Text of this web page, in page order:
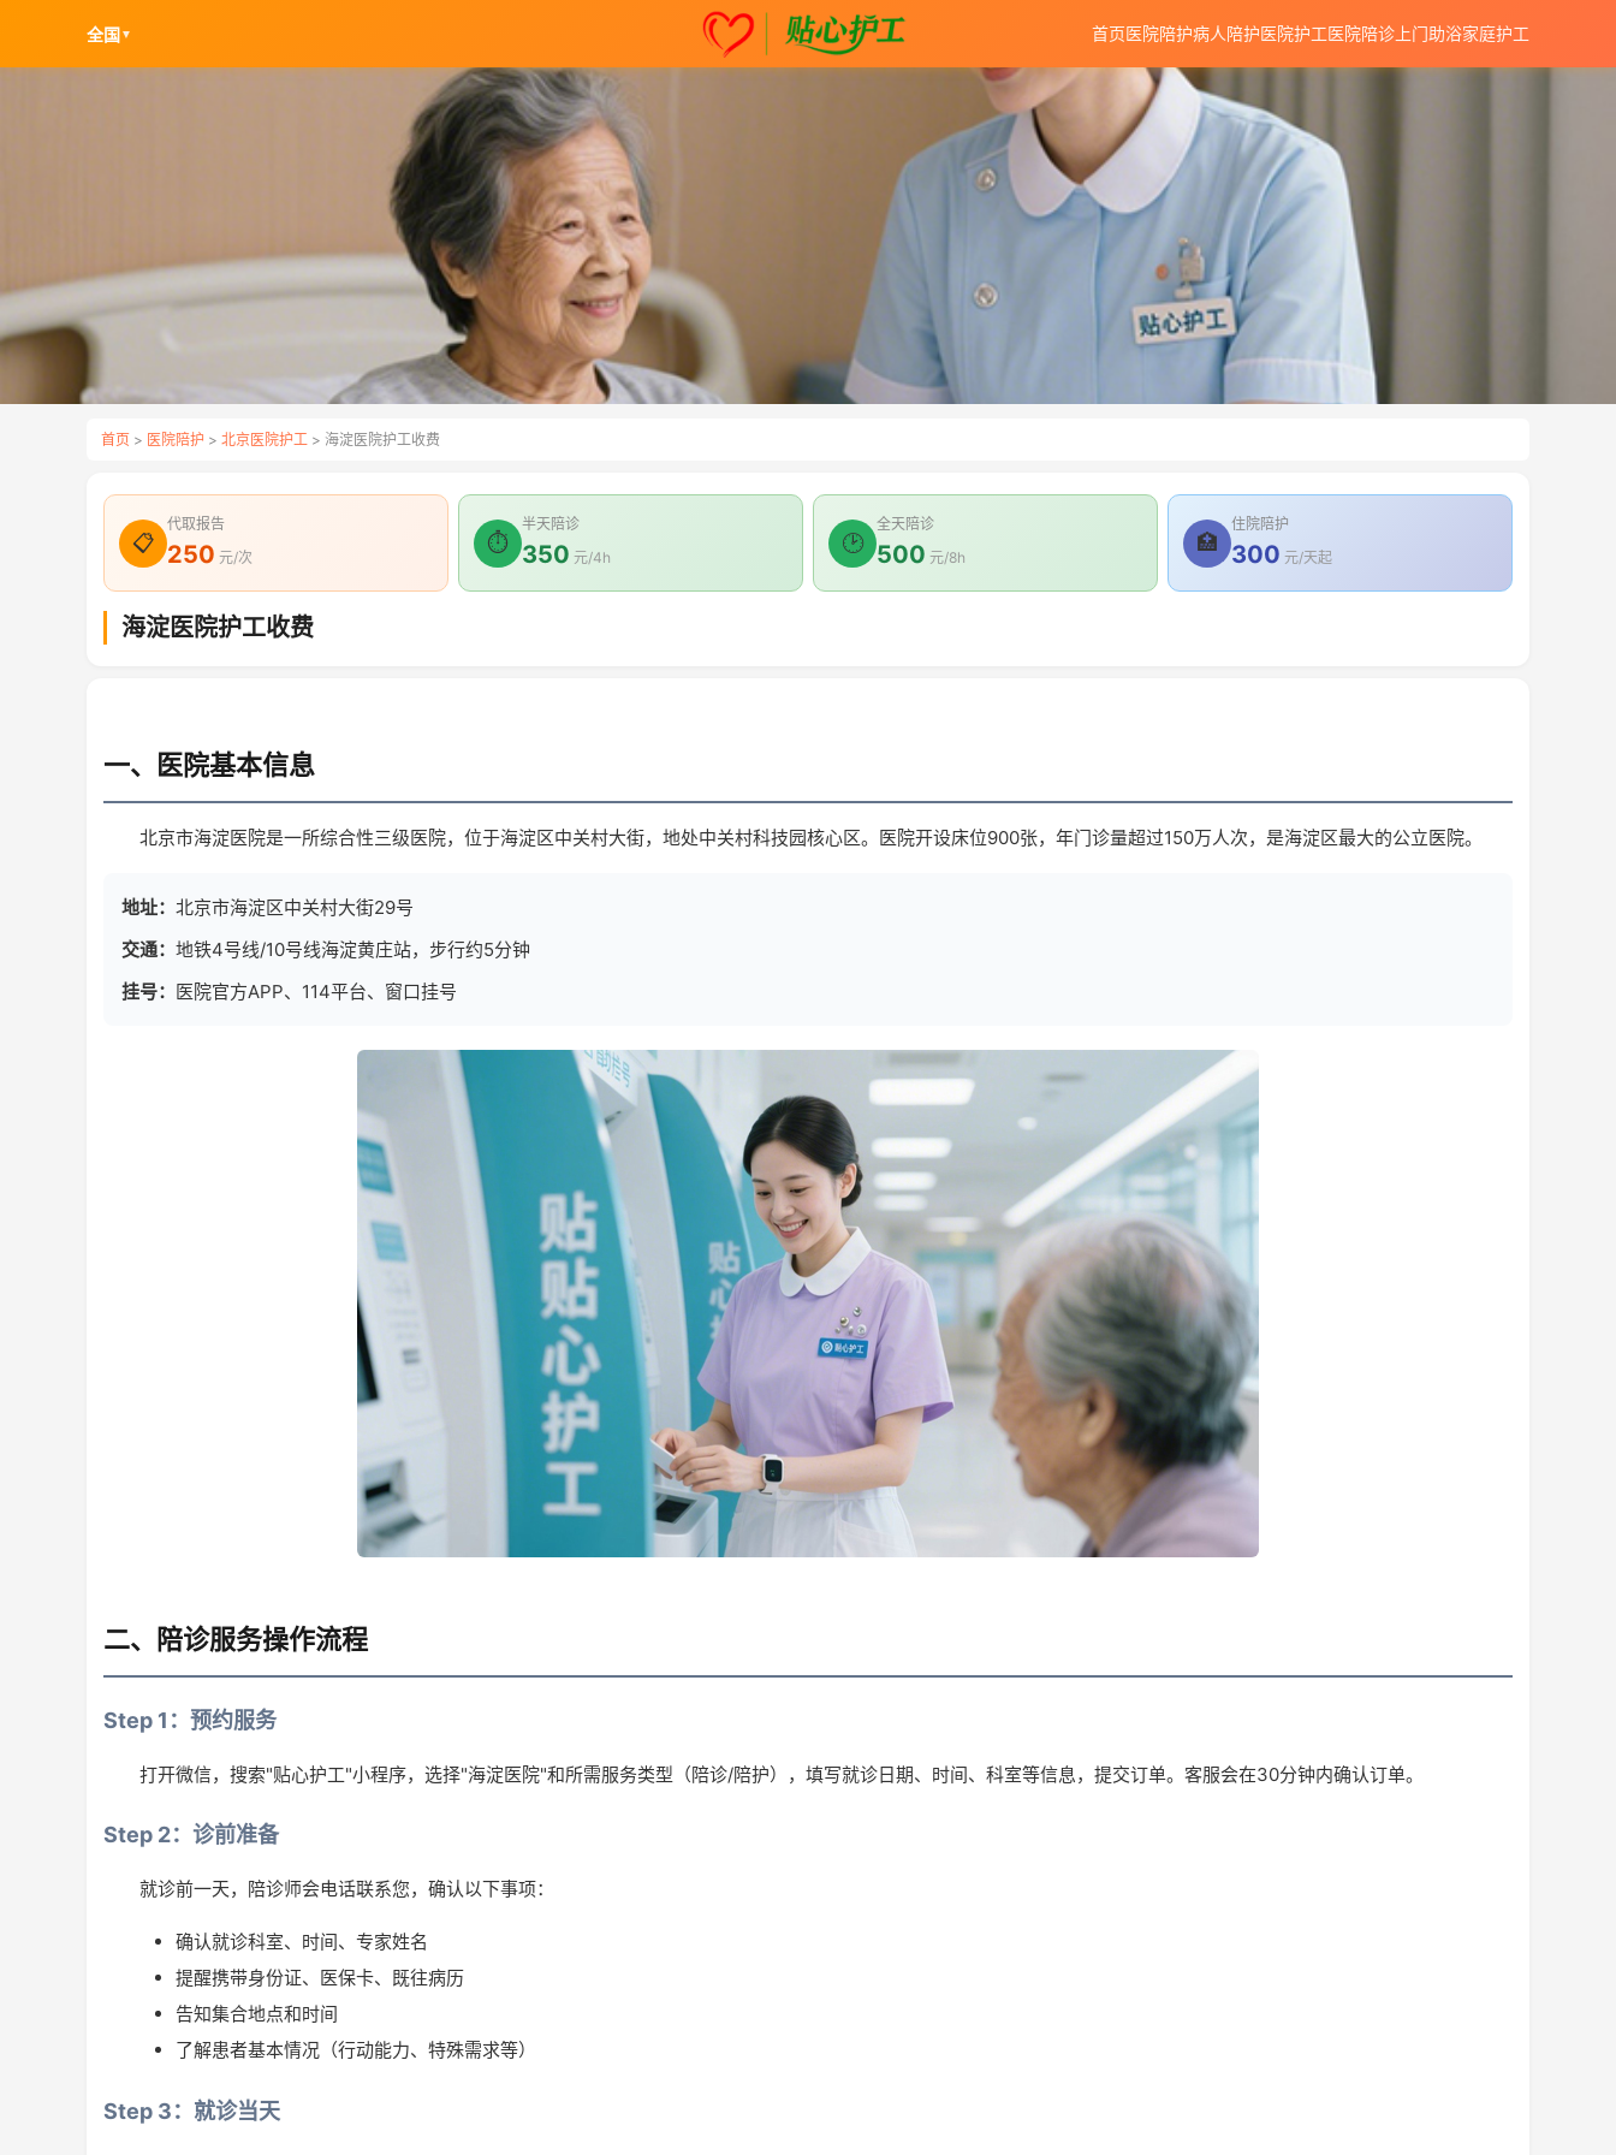
全国 ▼ 首页医院陪护病人陪护医院护工医院陪诊 上门助浴家庭护工
首页 > 医院陪护 > 北京医院护工 > 海淀医院护工收费
📋
代取报告
250 元/次
⏱
半天陪诊
350 元/4h
🕑
全天陪诊
500 元/8h
🏥
住院陪护
300 元/天起
海淀医院护工收费
一、医院基本信息
北京市海淀医院是一所综合性三级医院，位于海淀区中关村大街，地处中关村科技园核心区。医院开设床位900张，年门诊量超过150万人次，是海淀区最大的公立医院。
地址： 北京市海淀区中关村大街29号
交通： 地铁4号线/10号线海淀黄庄站，步行约5分钟
挂号： 医院官方APP、114平台、窗口挂号
二、陪诊服务操作流程
Step 1：预约服务
打开微信，搜索"贴心护工"小程序，选择"海淀医院"和所需服务类型（陪诊/陪护），填写就诊日期、时间、科室等信息，提交订单。客服会在30分钟内确认订单。
Step 2：诊前准备
就诊前一天，陪诊师会电话联系您，确认以下事项：
确认就诊科室、时间、专家姓名
提醒携带身份证、医保卡、既往病历
告知集合地点和时间
了解患者基本情况（行动能力、特殊需求等）
Step 3：就诊当天